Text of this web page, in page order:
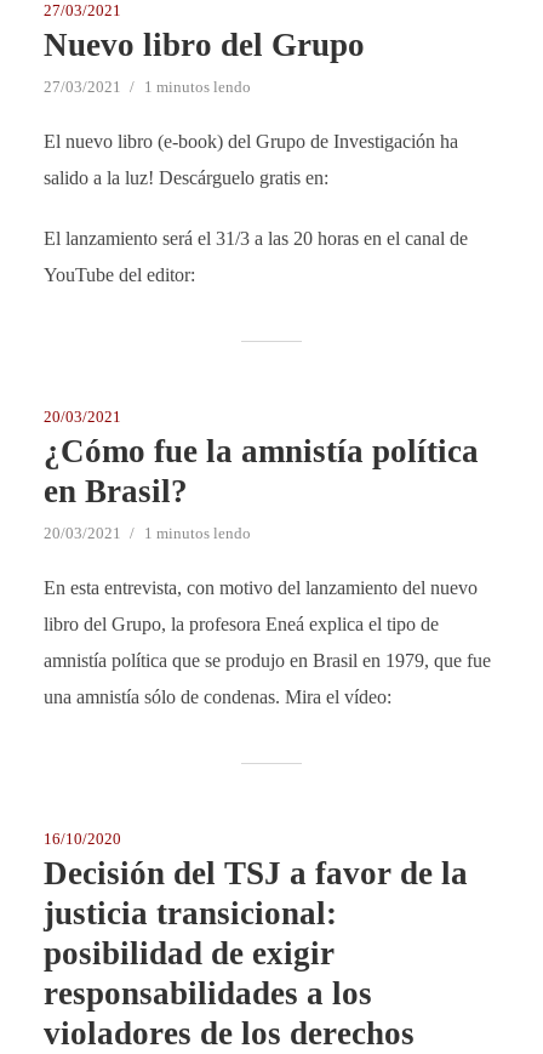
27/03/2021
Nuevo libro del Grupo
27/03/2021 1 minutos lendo
El nuevo libro (e-book) del Grupo de Investigación ha
salido a la luz! Descárguelo gratis en:
El lanzamiento será el 31/3 a las 20 horas en el canal de
YouTube del editor:
20/03/2021
¿Cómo fue la amnistía política
en Brasil?
20/03/2021 1 minutos lendo
En esta entrevista, con motivo del lanzamiento del nuevo
libro del Grupo, la profesora Eneá explica el tipo de
amnistía política que se produjo en Brasil en 1979, que fue
una amnistía sólo de condenas. Mira el vídeo:
16/10/2020
Decisión del TSJ a favor de la
justicia transicional:
posibilidad de exigir
responsabilidades a los
violadores de los derechos